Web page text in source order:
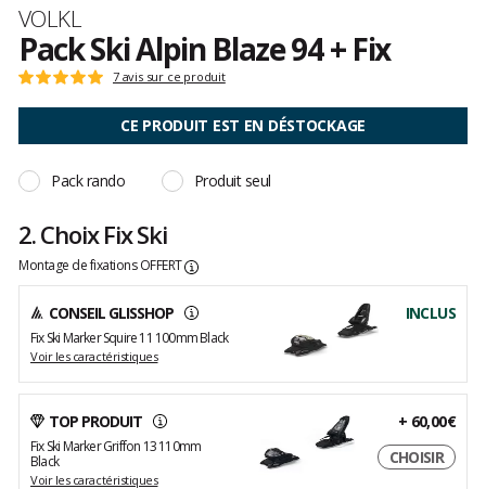
Marque
VOLKL
Pack Ski Alpin Blaze 94 + Fix
Les
Note
:
sur
7 avis sur ce produit
CE PRODUIT EST EN DÉSTOCKAGE
Pack rando Produit seul
2. Choix Fix Ski
Montage de fixations OFFERT
CONSEIL GLISSHOP
Fix Ski Marker Squire 11 100mm Black
Voir les caractéristiques
INCLUS
TOP PRODUIT
Fix Ski Marker Griffon 13 110mm
Black
Voir les caractéristiques
+ 60,00€
CHOISIR